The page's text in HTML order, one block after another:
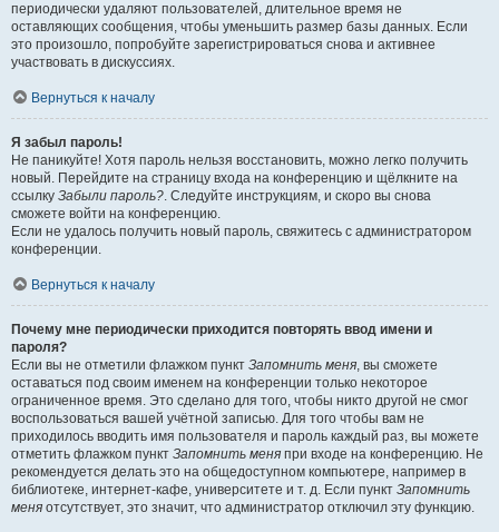
периодически удаляют пользователей, длительное время не
оставляющих сообщения, чтобы уменьшить размер базы данных. Если
это произошло, попробуйте зарегистрироваться снова и активнее
участвовать в дискуссиях.
Вернуться к началу
Я забыл пароль!
Не паникуйте! Хотя пароль нельзя восстановить, можно легко получить
новый. Перейдите на страницу входа на конференцию и щёлкните на
ссылку Забыли пароль?. Следуйте инструкциям, и скоро вы снова
сможете войти на конференцию.
Если не удалось получить новый пароль, свяжитесь с администратором
конференции.
Вернуться к началу
Почему мне периодически приходится повторять ввод имени и
пароля?
Если вы не отметили флажком пункт Запомнить меня, вы сможете
оставаться под своим именем на конференции только некоторое
ограниченное время. Это сделано для того, чтобы никто другой не смог
воспользоваться вашей учётной записью. Для того чтобы вам не
приходилось вводить имя пользователя и пароль каждый раз, вы можете
отметить флажком пункт Запомнить меня при входе на конференцию. Не
рекомендуется делать это на общедоступном компьютере, например в
библиотеке, интернет-кафе, университете и т. д. Если пункт Запомнить
меня отсутствует, это значит, что администратор отключил эту функцию.